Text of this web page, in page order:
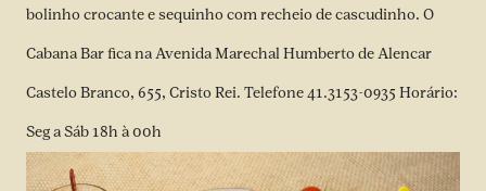
bolinho crocante e sequinho com recheio de cascudinho. O
Cabana Bar fica na Avenida Marechal Humberto de Alencar
Castelo Branco, 655, Cristo Rei. Telefone 41.3153-0935 Horário:
Seg a Sáb 18h à 00h